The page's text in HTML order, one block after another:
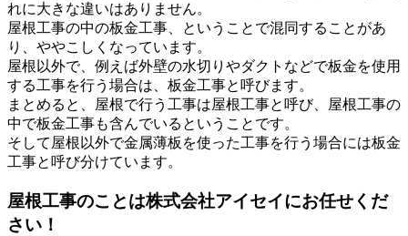
れに大きな違いはありません。
屋根工事の中の板金工事、ということで混同することがあ
り、ややこしくなっています。
屋根以外で、例えば外壁の水切りやダクトなどで板金を使用
する工事を行う場合は、板金工事と呼びます。
まとめると、屋根で行う工事は屋根工事と呼び、屋根工事の
中で板金工事も含んでいるということです。
そして屋根以外で金属薄板を使った工事を行う場合には板金
工事と呼び分けています。
屋根工事のことは株式会社アイセイにお任せくだ
さい！